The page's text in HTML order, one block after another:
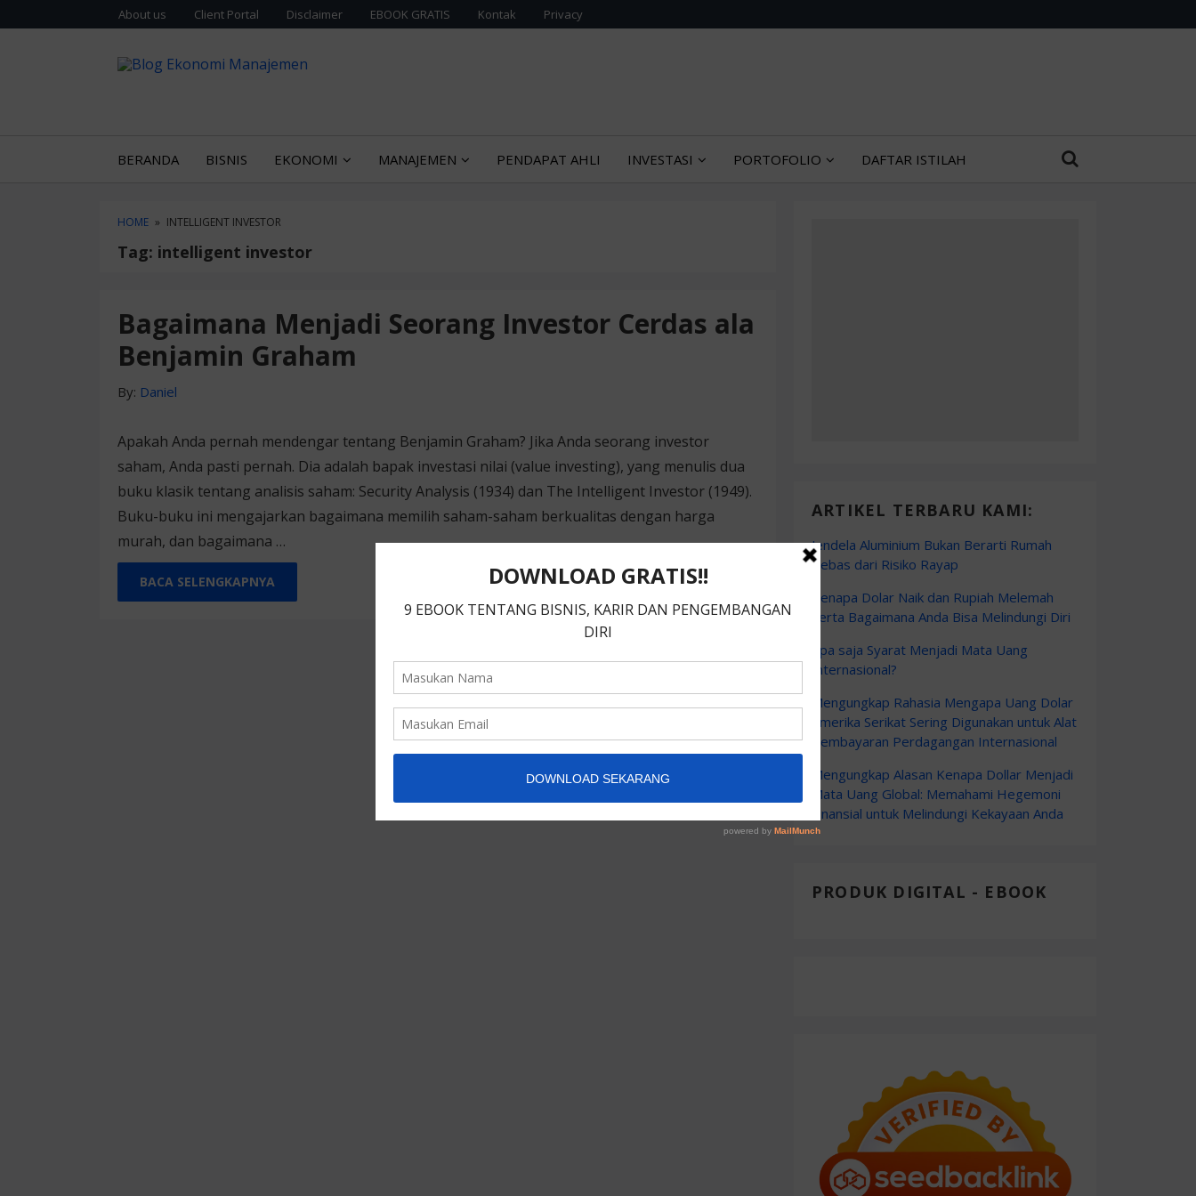
to
to
About us Client Portal Disclaimer EBOOK GRATIS Kontak Privacy
BERANDA BISNIS EKONOMI MANAJEMEN PENDAPAT AHLI INVESTASI PORTOFOLIO DAFTAR ISTILAH
HOME » INTELLIGENT INVESTOR
Tag: intelligent investor
Bagaimana Menjadi Seorang Investor Cerdas ala
Benjamin Graham
By: Daniel
Apakah Anda pernah mendengar tentang Benjamin Graham? Jika Anda seorang investor
saham, Anda pasti pernah. Dia adalah bapak investasi nilai (value investing), yang menulis dua
buku klasik tentang analisis saham: Security Analysis (1934) dan The Intelligent Investor (1949).
Buku-buku ini mengajarkan bagaimana memilih saham-saham berkualitas dengan harga
murah, dan bagaimana …
BACA SELENGKAPNYA
ARTIKEL TERBARU KAMI:
Jendela Aluminium Bukan Berarti Rumah
Bebas dari Risiko Rayap
Kenapa Dolar Naik dan Rupiah Melemah
Serta Bagaimana Anda Bisa Melindungi Diri
Apa saja Syarat Menjadi Mata Uang
Internasional?
Mengungkap Rahasia Mengapa Uang Dolar
Amerika Serikat Sering Digunakan untuk Alat
Pembayaran Perdagangan Internasional
Mengungkap Alasan Kenapa Dollar Menjadi
Mata Uang Global: Memahami Hegemoni
Finansial untuk Melindungi Kekayaan Anda
PRODUK DIGITAL - EBOOK